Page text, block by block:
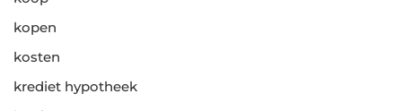
kopen
kosten
krediet hypotheek